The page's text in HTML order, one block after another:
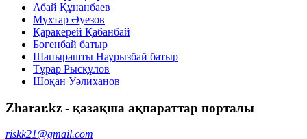
Абай Құнанбаев
Мұхтар Әуезов
Қаракерей Қабанбай
Бөгенбай батыр
Шапырашты Наурызбай батыр
Тұрар Рысқұлов
Шоқан Уәлиханов
Zharar.kz - қазақша ақпараттар порталы
riskk21@gmail.com